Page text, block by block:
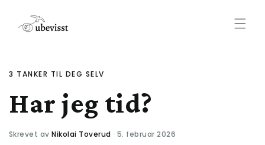
innholdet
3 TANKER TIL DEG SELV
Har jeg tid?
Skrevet avNikolai Toverud · 5. februar 2026